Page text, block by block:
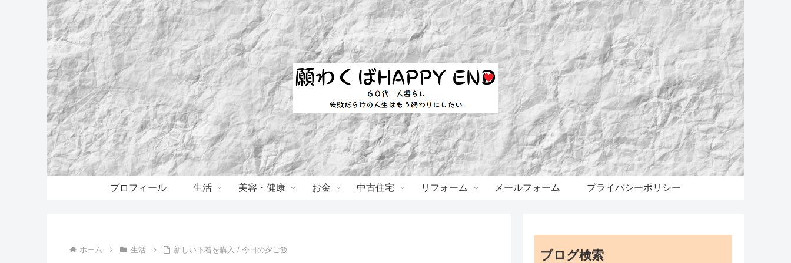
プロフィール 生活 美容・健康 お金 中古住宅 リフォーム メールフォーム プライバシーポリシー
ホーム 生活 新しい下着を購入 / 今日の夕ご飯 ブログ検索